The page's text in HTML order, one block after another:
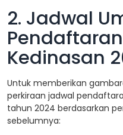
2. Jadwal
Kedinasan
Untuk memberikan
perkiraan jadwal
tahun 2024 berdasarkan
sebelumnya: